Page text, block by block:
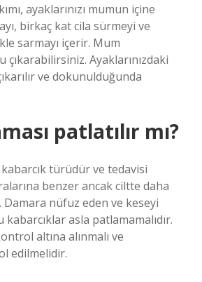
ayaklarınızı mumun içine
birkaç kat cila sürmeyi ve
sarmayı içerir. Mum
Ayaklarınızdaki
ve dokunulduğunda
patlatılır mı?
kabarcık türüdür ve tedavisi
benzer ancak ciltte daha
nüfuz eden ve keseyi
asla patlamamalıdır.
altına alınmalı ve
edilmelidir.